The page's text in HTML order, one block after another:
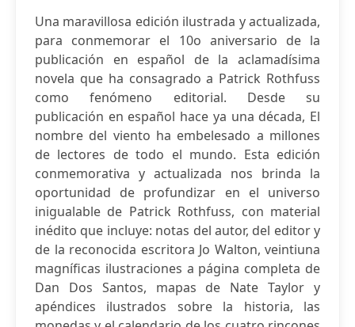
Una maravillosa edición ilustrada y actualizada,
para conmemorar el 10o aniversario de la
publicación en español de la aclamadísima
novela que ha consagrado a Patrick Rothfuss
como fenómeno editorial. Desde su
publicación en español hace ya una década, El
nombre del viento ha embelesado a millones
de lectores de todo el mundo. Esta edición
conmemorativa y actualizada nos brinda la
oportunidad de profundizar en el universo
inigualable de Patrick Rothfuss, con material
inédito que incluye: notas del autor, del editor y
de la reconocida escritora Jo Walton, veintiuna
magníficas ilustraciones a página completa de
Dan Dos Santos, mapas de Nate Taylor y
apéndices ilustrados sobre la historia, las